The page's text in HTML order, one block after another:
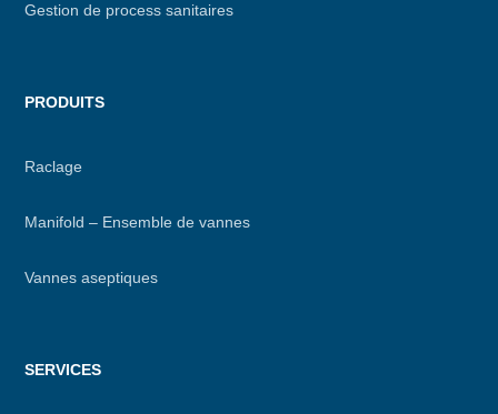
Gestion de process sanitaires
PRODUITS
Raclage
Manifold – Ensemble de vannes
Vannes aseptiques
SERVICES